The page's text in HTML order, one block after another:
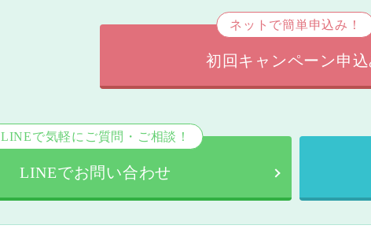
ネットで簡単申込み！
初回キャンペーン申込
LINEで気軽にご質問・ご相談！
LINEでお問い合わせ